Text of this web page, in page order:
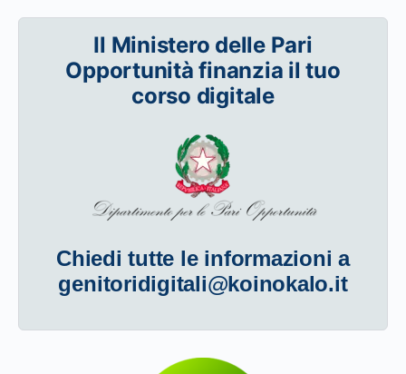
Il Ministero delle Pari
Opportunità finanzia il tuo
corso digitale
Chiedi tutte le informazioni a
genitoridigitali@koinokalo.it